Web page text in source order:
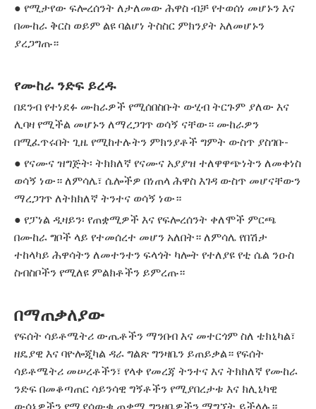
● የሚታየው ፍሎረሰንት ለታለመው ሕዋስ ብቻ የተወሰነ መሆኑን እና
በሙከራ ቅርስ ወይም ልዩ ባልሆነ ትስስር ምክንያት አለመሆኑን
ያረጋግጡ።
የሙከራ ንድፍ ይረዱ
በደንብ የተነደፉ ሙከራዎች የሚሰበስቡት ውሂብ ትርጉም ያለው እና
ሊባዛ የሚችል መሆኑን ለማረጋገጥ ወሳኝ ናቸው። ሙከራዎን
በሚፈጥሩበት ጊዜ የሚከተሉትን ምክንያቶች ግምት ውስጥ ያስገቡ-
● የናሙና ዝግጅት፡ ትክክለኛ የናሙና አያያዝ ተለዋዋጭነትን ለመቀነስ
ወሳኝ ነው። ለምሳሌ፣ ሴሎችዎ በነጠላ ሕዋስ እገዳ ውስጥ መሆናቸውን
ማረጋገጥ ለትክክለኛ ትንተና ወሳኝ ነው።
● የፓነል ዲዛይን፡ የጠቋሚዎች እና የፍሎረሰንት ቀለሞች ምርጫ
በሙከራ ግቦች ላይ የተመሰረተ መሆን አለበት። ለምሳሌ የበሽታ
ተከላካይ ሕዋሳትን ለመተንተን ፍላጎት ካሎት የተለያዩ የቲ ሴል ንዑስ
ስብስቦችን የሚለዩ ምልክቶችን ይምረጡ።
በማጠቃለያው
የፍሰት ሳይቶሜትሪ ውጤቶችን ማንበብ እና መተርጎም ስለ ቴክኒካል፣
ዘዴያዊ እና ባዮሎጂካል ዳራ ግልጽ ግንዛቤን ይጠይቃል። የፍሰት
ሳይቶሜትሪ መሠረቶችን፣ የላቀ የመረጃ ትንተና እና ትክክለኛ የሙከራ
ንድፍ በመቆጣጠር ሳይንሳዊ ግኝቶችን የሚያበረታቱ እና ክሊኒካዊ